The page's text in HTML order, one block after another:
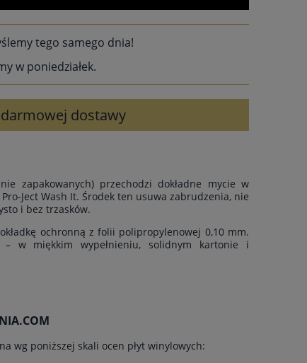
tego samego dnia!
w poniedziałek.
darmowej dostawy
zapakowanych) przechodzi dokładne mycie w
Ject Wash It. Środek ten usuwa zabrudzenia, nie
i bez trzasków.
ochronną z folii polipropylenowej 0,10 mm.
w miękkim wypełnieniu, solidnym kartonie i
wg poniższej skali ocen płyt winylowych: